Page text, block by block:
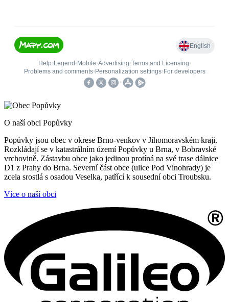
O naší obci Popůvky
Popůvky jsou obec v okrese Brno-venkov v Jihomoravském kraji.
Rozkládají se v katastrálním území Popůvky u Brna, v Bobravské
vrchovině. Zástavbu obce jako jedinou protíná na své trase dálnice
D1 z Prahy do Brna. Severní část obce (ulice Pod Vinohrady) je
zcela srostlá s osadou Veselka, patřící k sousední obci Troubsku.
Více o naší obci